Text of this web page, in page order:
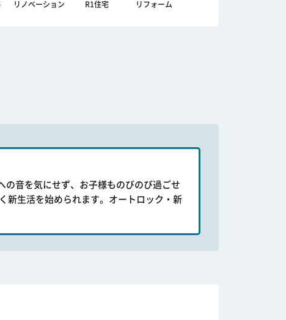
リノベーション R1住宅 リフォーム
音を気にせず、お子様ものびのび過ごせ
新生活を始められます。オートロック・新